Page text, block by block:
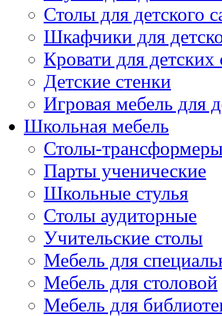
Столы для детского
Шкафчики для
Кровати для детских
Детские стенки
Игровая мебель для
Школьная мебель
Столы-
Парты ученические
Школьные стулья
Столы аудиторные
Учительские столы
Мебель для
Мебель для столовой
Мебель для